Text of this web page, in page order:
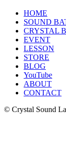
HOME
SOUND
CRYSTAL
EVENT
LESSON
STORE
BLOG
YouTube
ABOUT
CONTACT
© Crystal Sound